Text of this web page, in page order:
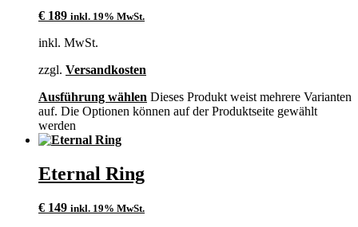
€ 189 inkl. 19% MwSt.
inkl. MwSt.
zzgl. Versandkosten
Ausführung wählen Dieses Produkt weist mehrere Varianten
auf. Die Optionen können auf der Produktseite gewählt
werden
Eternal Ring
€ 149 inkl. 19% MwSt.